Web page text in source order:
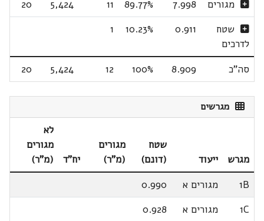
מגורים 7.998
89.77%
11
5,424
20
שטח
לדרכים
0.911
10.23%
1
סה"כ 8.909
100%
12
5,424
20
מגרשים
מגרש ייעוד
שטח
(דונם)
מגורים
(מ"ר)
יח"ד
לא
מגורים
(מ"ר)
1B
מגורים א
0.990
1C
מגורים א
0.928